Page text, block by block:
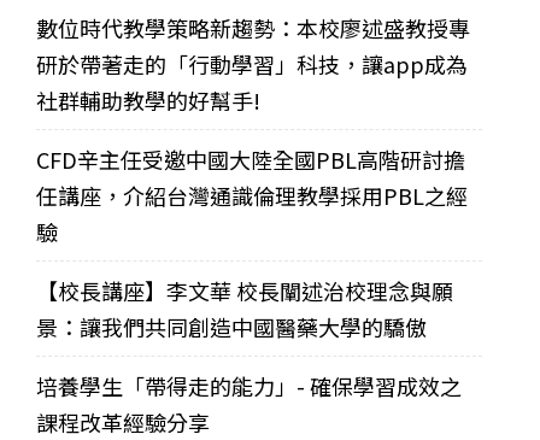
數位時代教學策略新趨勢：本校廖述盛教授專
研於帶著走的「行動學習」科技，讓app成為
社群輔助教學的好幫手!
CFD辛主任受邀中國大陸全國PBL高階研討擔
任講座，介紹台灣通識倫理教學採用PBL之經
驗
【校長講座】李文華 校長闡述治校理念與願
景：讓我們共同創造中國醫藥大學的驕傲
培養學生「帶得走的能力」- 確保學習成效之
課程改革經驗分享